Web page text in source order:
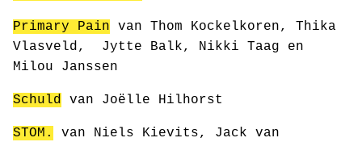
Primary Pain van Thom Kockelkoren, Thika
Vlasveld, Jytte Balk, Nikki Taag en
Milou Janssen
Schuld van Joëlle Hilhorst
STOM.
van Niels Kievits, Jack van